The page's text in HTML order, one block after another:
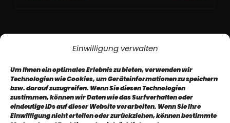
Einwilligung verwalten
Um Ihnen ein optimales Erlebnis zu bieten, verwenden wir
Technologien wie Cookies, um Geräteinformationen zu speichern
bzw. darauf zuzugreifen. Wenn Sie diesen Technologien
zustimmen, können wir Daten wie das Surfverhalten oder
eindeutige IDs auf dieser Website verarbeiten. Wenn Sie Ihre
Einwilligung nicht erteilen oder zurückziehen, können bestimmte
Impressum AGB
Datenschutz